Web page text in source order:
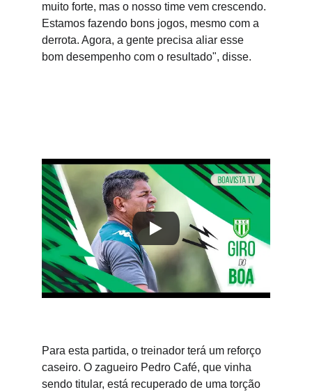
muito forte, mas o nosso time vem crescendo.
Estamos fazendo bons jogos, mesmo com a
derrota. Agora, a gente precisa aliar esse
bom desempenho com o resultado", disse.
Para esta partida, o treinador terá um reforço
caseiro. O zagueiro Pedro Café, que vinha
sendo titular, está recuperado de uma torção